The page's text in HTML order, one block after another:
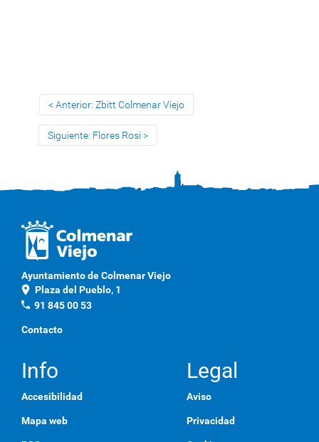
Anterior: Zbitt Colmenar Viejo
Siguiente: Flores Rosi
Ayuntamiento de Colmenar Viejo
location_on Plaza del Pueblo, 1
phone 91 845 00 53
Contacto
Info
Accesibilidad
Mapa web
Legal
Aviso
Privacidad